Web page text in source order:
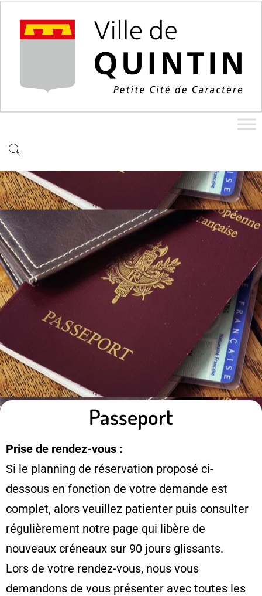
Passeport
Prise de rendez-vous :
Si le planning de réservation proposé ci-
dessous en fonction de votre demande est
complet, alors veuillez patienter puis consulter
régulièrement notre page qui libère de
nouveaux créneaux sur 90 jours glissants.
Lors de votre rendez-vous, nous vous
demandons de vous présenter avec toutes les